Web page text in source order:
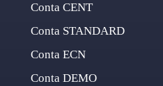
Conta CENT
Conta STANDARD
Conta ECN
Conta DEMO